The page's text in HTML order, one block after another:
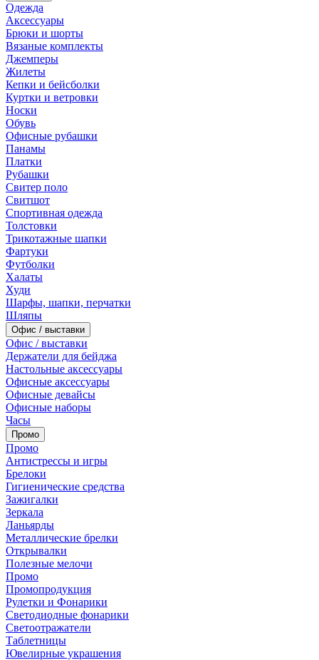
Одежда
Аксессуары
Брюки и шорты
Вязаные комплекты
Джемперы
Жилеты
Кепки и бейсболки
Куртки и ветровки
Носки
Обувь
Офисные рубашки
Панамы
Платки
Рубашки
Свитер поло
Свитшот
Спортивная одежда
Толстовки
Трикотажные шапки
Фартуки
Футболки
Халаты
Худи
Шарфы, шапки, перчатки
Шляпы
Офис / выставки
Офис / выставки
Держатели для бейджа
Настольные аксессуары
Офисные аксессуары
Офисные девайсы
Офисные наборы
Часы
Промо
Промо
Антистрессы и игры
Брелоки
Гигиенические средства
Зажигалки
Зеркала
Ланьярды
Металлические брелки
Открывалки
Полезные мелочи
Промо
Промопродукция
Рулетки и Фонарики
Светодиодные фонарики
Светоотражатели
Таблетницы
Ювелирные украшения